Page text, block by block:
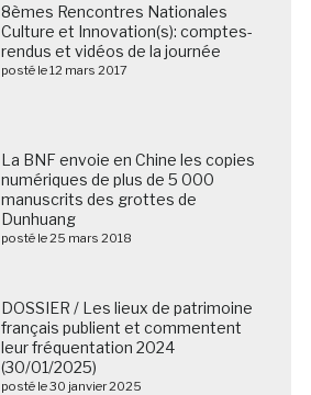
8èmes Rencontres Nationales
Culture et Innovation(s): comptes-
rendus et vidéos de la journée
posté le 12 mars 2017
La BNF envoie en Chine les copies
numériques de plus de 5 000
manuscrits des grottes de
Dunhuang
posté le 25 mars 2018
DOSSIER / Les lieux de patrimoine
français publient et commentent
leur fréquentation 2024
(30/01/2025)
posté le 30 janvier 2025